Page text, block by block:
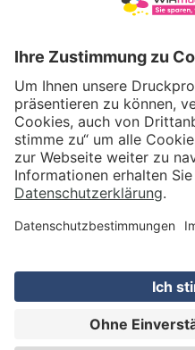
VERSAND
WIRmachenDRUCK GmbH
Illerstraße 15
71522 Backnang